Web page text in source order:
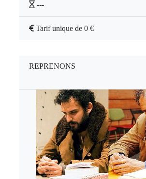
---
Tarif unique de 0 €
REPRENONS